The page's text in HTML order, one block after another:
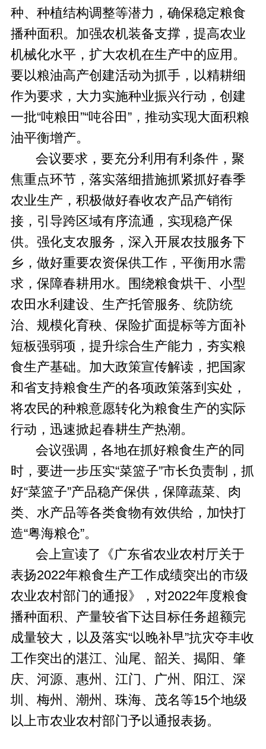
种、种植结构调整等潜力，确保稳定粮食
播种面积。加强农机装备支撑，提高农业
机械化水平，扩大农机在生产中的应用。
要以粮油高产创建活动为抓手，以精耕细
作为要求，大力实施种业振兴行动，创建
一批“吨粮田”“吨谷田”，推动实现大面积粮
油平衡增产。
会议要求，要充分利用有利条件，聚
焦重点环节，落实落细措施抓紧抓好春季
农业生产，积极做好春收农产品产销衔
接，引导跨区域有序流通，实现稳产保
供。强化支农服务，深入开展农技服务下
乡，做好重要农资保供工作，平衡用水需
求，保障春耕用水。围绕粮食烘干、小型
农田水利建设、生产托管服务、统防统
治、规模化育秧、保险扩面提标等方面补
短板强弱项，提升综合生产能力，夯实粮
食生产基础。加大政策宣传解读，把国家
和省支持粮食生产的各项政策落到实处，
将农民的种粮意愿转化为粮食生产的实际
行动，迅速掀起春耕生产热潮。
会议强调，各地在抓好粮食生产的同
时，要进一步压实“菜篮子”市长负责制，抓
好“菜篮子”产品稳产保供，保障蔬菜、肉
类、水产品等各类食物有效供给，加快打
造“粤海粮仓”。
会上宣读了《广东省农业农村厅关于
表扬2022年粮食生产工作成绩突出的市级
农业农村部门的通报》，对2022年度粮食
播种面积、产量较省下达目标任务超额完
成量较大，以及落实“以晚补早”抗灾夺丰收
工作突出的湛江、汕尾、韶关、揭阳、肇
庆、河源、惠州、江门、广州、阳江、深
圳、梅州、潮州、珠海、茂名等15个地级
以上市农业农村部门予以通报表扬。